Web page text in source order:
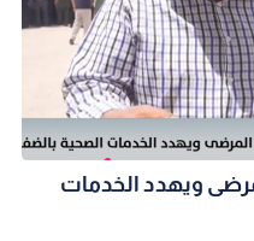
ويهدد الخدمات